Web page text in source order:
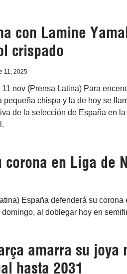
con Lamine
crispado
11, 2025
11 nov (Prensa Latina) Para
pequeña chispa y la de hoy se
de la selección de España en
corona en Liga de
España defenderá su
al doblegar hoy en
amarra su joya
hasta 2031